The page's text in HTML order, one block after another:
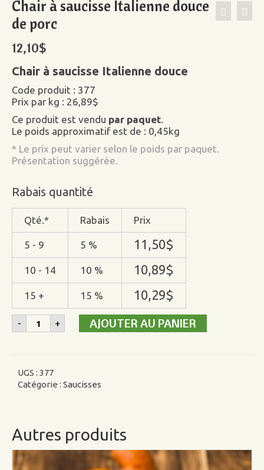
Chair à saucisse Italienne douce
de porc
12,10$
Chair à saucisse Italienne douce
Code produit : 377
Prix par kg : 26,89$
Ce produit est vendu par paquet.
Le poids approximatif est de : 0,45kg
* Le prix peut varier selon le poids par paquet.
Présentation suggérée.
Rabais quantité
Qté.* Rabais Prix
5 - 9 5 % 11,50$
10 - 14 10 % 10,89$
15 + 15 % 10,29$
- quantité
de
Italienne
douce
de
+ AJOUTER AU PANIER
UGS : 377
Catégorie : Saucisses
Autres produits